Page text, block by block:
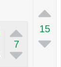

15


7
